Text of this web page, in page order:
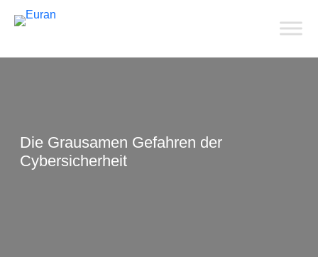
Die Grausamen Gefahren der
Cybersicherheit